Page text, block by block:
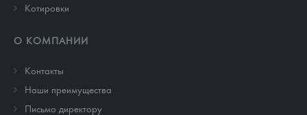
Котировки
О КОМПАНИИ
Контакты
Наши преимущества
Письмо директору